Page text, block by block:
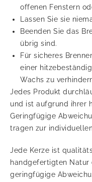
offenen Fenstern
Lassen Sie sie
Beenden Sie das
übrig sind.
Für sicheres
einer
Wachs zu
Jedes Produkt
und ist aufgrund ihrer
Geringfügige
tragen zur
Jede Kerze ist
handgefertigten Natur
geringfügige